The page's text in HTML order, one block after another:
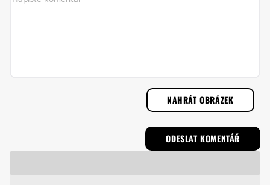
NAHRÁT OBRÁZEK